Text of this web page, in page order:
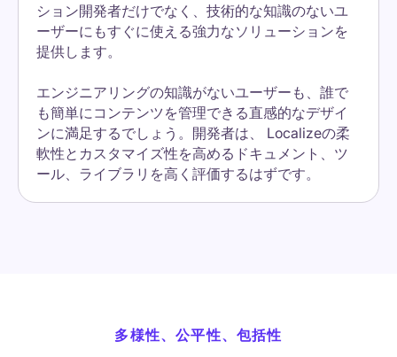
ション開発者だけでなく、技術的な知識のないユ
ーザーにもすぐに使える強力なソリューションを
提供します。
エンジニアリングの知識がないユーザーも、誰で
も簡単にコンテンツを管理できる直感的なデザイ
ンに満足するでしょう。開発者は、 Localizeの柔
軟性とカスタマイズ性を高めるドキュメント、ツ
ール、ライブラリを高く評価するはずです。
多様性、公平性、包括性